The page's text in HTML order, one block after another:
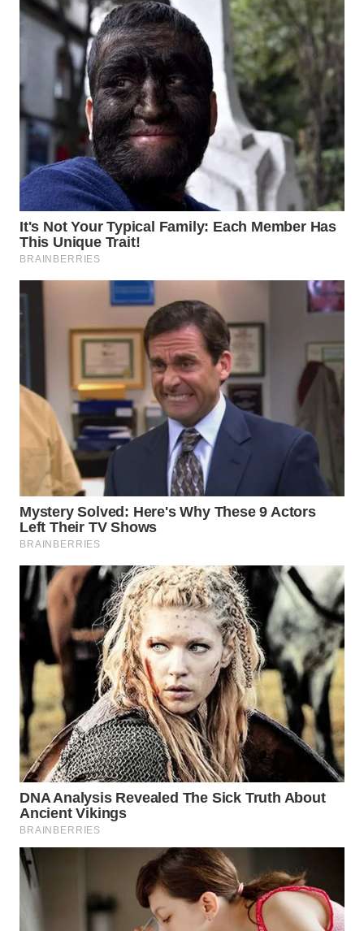
SERDANG
WN
TEBING
TINGGI
WN
PAKPAK
WN
KARAWANG
WN
BOGOR
DEPOK
WN
TAPANULI
UTARA
WN
SAMOSIR
WN
PADANG
LAWAS
WN
SUMEDANG
WN
CIANJUR
WN
KEPULAUAN
SERIBU
WN
TANGERANG